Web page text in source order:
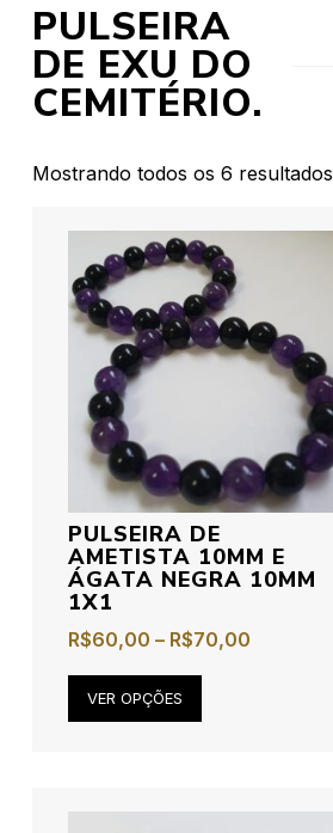
PULSEIRA
DE EXU DO
CEMITÉRIO.
Mostrando todos os 6 resultados
PULSEIRA DE
AMETISTA 10MM E
ÁGATA NEGRA 10MM
1X1
R$60,00 – R$70,00
VER OPÇÕES